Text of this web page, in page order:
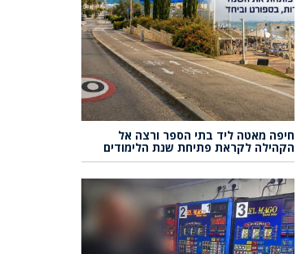
חיפה מאטה ליד בתי הספר ורצה אל
הקהילה לקראת פתיחת שנת הלימודים